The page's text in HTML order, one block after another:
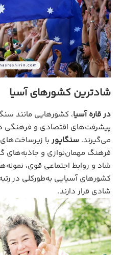
شادترین کشورهای آسیا
در قاره آسیا، کشورهایی مانند
پیشرفت‌های اقتصادی و فرهنگی
می‌گیرند. سنگاپور با زیرساخت‌های
فرهنگ مهمان‌نوازی و جاذبه‌های
شاد و روابط اجتماعی قوی،
کشورهای آسیایی به‌طورکلی در
شادی قرار دارند.